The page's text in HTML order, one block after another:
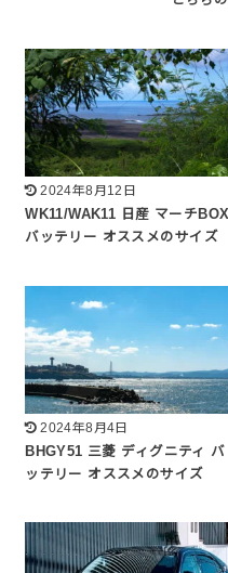
2024年8月12日
WK11/WAK11 日産 マーチBOX
バッテリー オススメのサイズ
2024年8月4日
BHGY51 三菱 ディグニティ バ
ッテリー オススメのサイズ